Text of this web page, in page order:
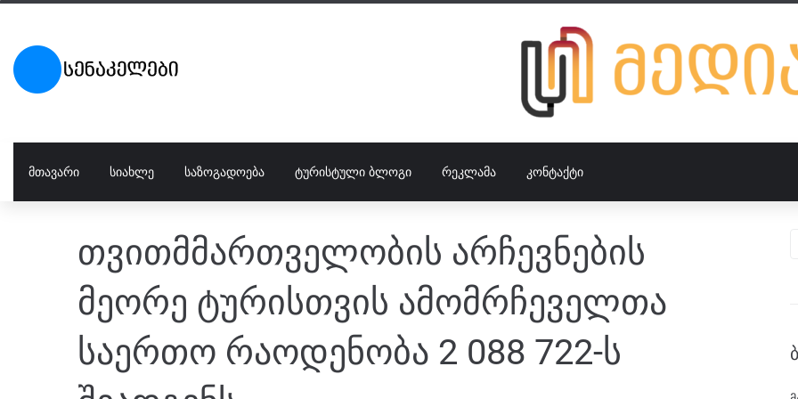
ᲛᲗᲐᲕᲐᲠᲘ ᲡᲘᲐᲮᲚᲔ ᲡᲐᲖᲝᲒᲐᲓᲝᲔᲑᲐ ᲢᲣᲠᲘᲡᲢᲣᲚᲘ ᲑᲚᲝᲒᲘ ᲠᲔᲙᲚᲐᲛᲐ ᲙᲝᲜᲢᲐᲥᲢᲘ
თვითმმართველობის არჩევნების
მეორე ტურისთვის ამომრჩეველთა
საერთო რაოდენობა 2 088 722-ს